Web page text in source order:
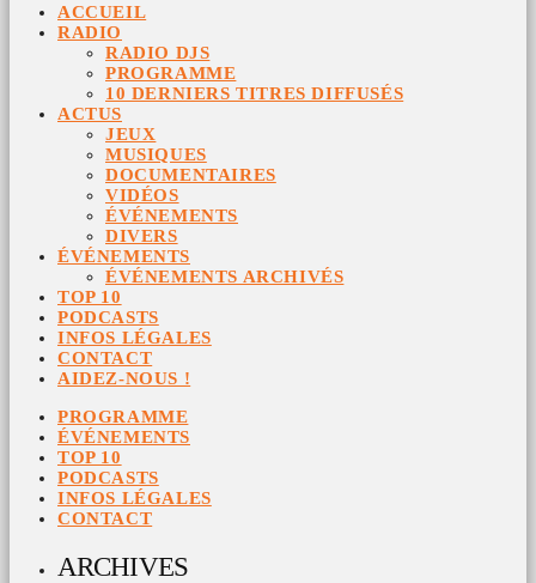
ACCUEIL
RADIO
RADIO DJS
PROGRAMME
10 DERNIERS TITRES DIFFUSÉS
ACTUS
JEUX
MUSIQUES
DOCUMENTAIRES
VIDÉOS
ÉVÉNEMENTS
DIVERS
ÉVÉNEMENTS
ÉVÉNEMENTS ARCHIVÉS
TOP 10
PODCASTS
INFOS LÉGALES
CONTACT
AIDEZ-NOUS !
PROGRAMME
ÉVÉNEMENTS
TOP 10
PODCASTS
INFOS LÉGALES
CONTACT
ARCHIVES